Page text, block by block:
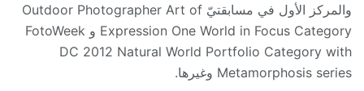
والمركز الأول في مسابقتيّ Outdoor Photographer Art of
Expression One World in Focus Category و FotoWeek
DC 2012 Natural World Portfolio Category with
Metamorphosis series وغيرها.